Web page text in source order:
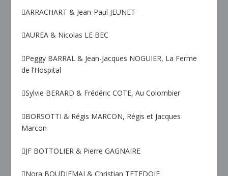
ARRACHART & Jean-Paul JEUNET
AUREA & Nicolas LE BEC
Peggy BARRAL & Jean-Jacques NOGUIER, La Ferme
de l’Hospital
Sylvie BERARD & Frédéric COTE, Au Colombier
BORSOTTI & Régis MARCON, Régis et Jacques
Marcon
JF BOTTOLIER & Pierre GAGNAIRE
Nora BOUDJEMAI & Christian TETEDOIE